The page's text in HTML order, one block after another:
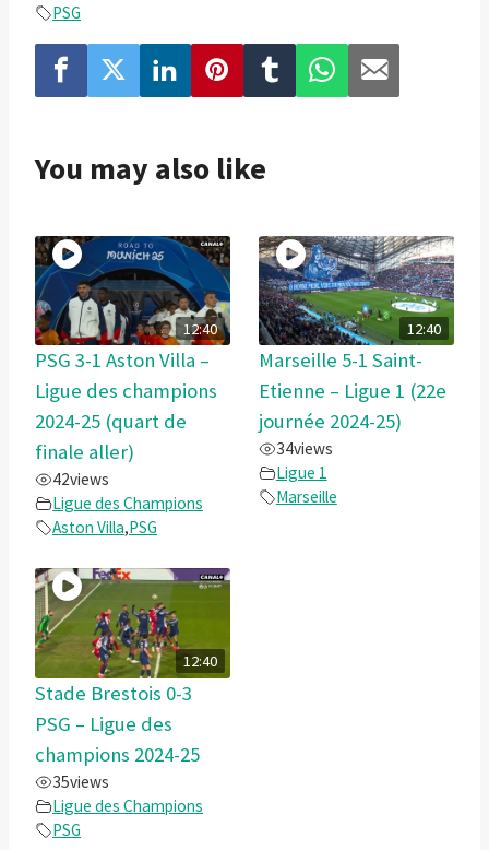
PSG
You may also like
12:40
PSG 3-1 Aston Villa –
Ligue des champions
2024-25 (quart de
finale aller)
42views
Ligue des Champions
Aston Villa,PSG
12:40
Marseille 5-1 Saint-
Etienne – Ligue 1 (22e
journée 2024-25)
34views
Ligue 1
Marseille
12:40
Stade Brestois 0-3
PSG – Ligue des
champions 2024-25
35views
Ligue des Champions
PSG